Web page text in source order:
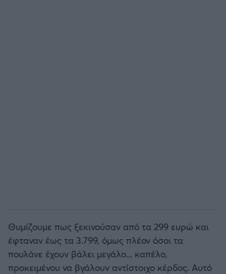
Θυμίζουμε πως ξεκινούσαν από τα 299 ευρώ και
έφταναν έως τα 3.799, όμως πλέον όσοι τα
πουλάνε έχουν βάλει μεγάλο... καπέλο,
προκειμένου να βγάλουν αντίστοιχο κέρδος. Αυτό